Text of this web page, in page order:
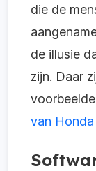
die de
de illusie
zijn. Daar
van Honda